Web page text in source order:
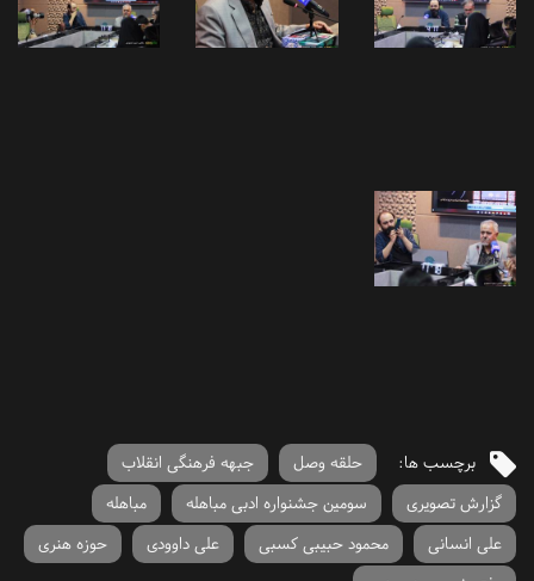
برچسب ها: حلقه وصل
جبهه فرهنگی انقلاب
گزارش تصویری
سومین جشنواره ادبی مباهله
مباهله
علی انسانی
محمود حبیبی کسبی علی داوودی
حوزه هنری